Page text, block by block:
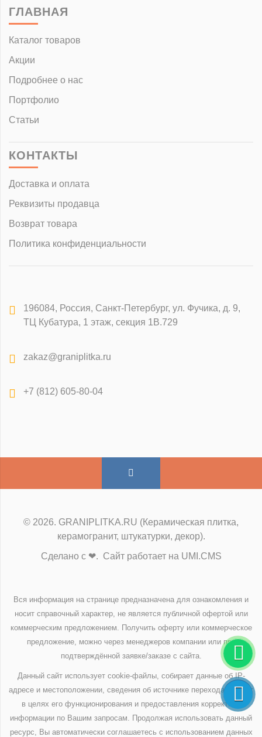
ГЛАВНАЯ
Каталог товаров
Акции
Подробнее о нас
Портфолио
Статьи
КОНТАКТЫ
Доставка и оплата
Реквизиты продавца
Возврат товара
Политика конфиденциальности
196084, Россия, Санкт-Петербург, ул. Фучика, д. 9,
ТЦ Кубатура, 1 этаж, секция 1В.729
zakaz@graniplitka.ru
+7 (812) 605-80-04
© 2026. GRANIPLITKA.RU (Керамическая плитка,
керамогранит, штукатурки, декор).
Сделано с ❤. Сайт работает на UMI.CMS
Вся информация на странице предназначена для ознакомления и
носит справочный характер, не является публичной офертой или
коммерческим предложением. Получить оферту или коммерческое
предложение, можно через менеджеров компании или при
подтверждённой заявке/заказе с сайта.
Данный сайт использует cookie-файлы, собирает данные об IP-
адресе и местоположении, сведения об источнике перехода на сайт
в целях его функционирования и предоставления корректной
информации по Вашим запросам. Продолжая использовать данный
ресурс, Вы автоматически соглашаетесь с использованием данных